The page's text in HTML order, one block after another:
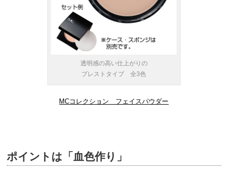
透明感の高い仕上がりの
プレストタイプ 全3色
MCコレクション フェイスパウダー
ポイントは「血色作り」